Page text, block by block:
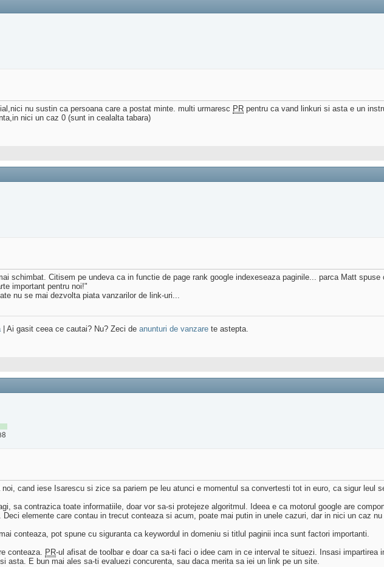
nu sustin ca persoana care a postat minte. multi urmaresc PR pentru ca vand linkuri si asta e un
nici un caz 0 (sunt in cealalta tabara)
schimbat. Citisem pe undeva ca in functie de page rank google indexeseaza paginile... parca Matt spuse
important pentru noi!"
nu se mai dezvolta piata vanzarilor de link-uri...
| Ai gasit ceea ce cautai? Nu? Zeci de anunturi de vanzare te astepta.
cand iese Isarescu si zice sa pariem pe leu atunci e momentul sa convertesti tot in euro, ca sigur leul
sa contrazica toate informatiile, doar vor sa-si protejeze algoritmul. Ideea e ca motorul google are
elemente care contau in trecut conteaza si acum, poate mai putin in unele cazuri, dar in nici un caz
conteaza, pot spune cu siguranta ca keywordul in domeniu si titlul paginii inca sunt factori importanti.
conteaza. PR-ul afisat de toolbar e doar ca sa-ti faci o idee cam in ce interval te situezi. Insasi
asta. E bun mai ales sa-ti evaluezi concurenta, sau daca merita sa iei un link pe un site.